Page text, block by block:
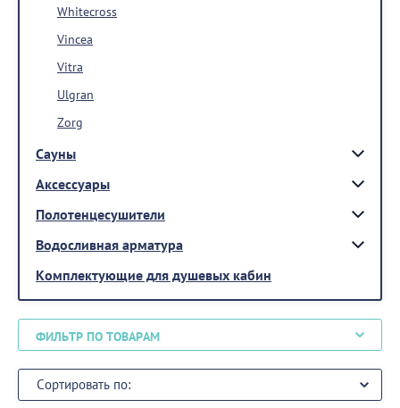
Whitecross
Vincea
Vitra
Ulgran
Zorg
Сауны
Аксессуары
Полотенцесушители
Водосливная арматура
Комплектующие для душевых кабин
ФИЛЬТР ПО ТОВАРАМ
Сортировать по: